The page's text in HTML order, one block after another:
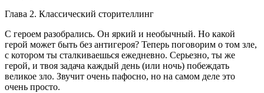
Глава 2. Классический сторителлинг
С героем разобрались. Он яркий и необычный. Но какой
герой может быть без антигероя? Теперь поговорим о том зле,
с котором ты сталкиваешься ежедневно. Серьезно, ты же
герой, и твоя задача каждый день (или ночь) побеждать
великое зло. Звучит очень пафосно, но на самом деле это
очень просто.